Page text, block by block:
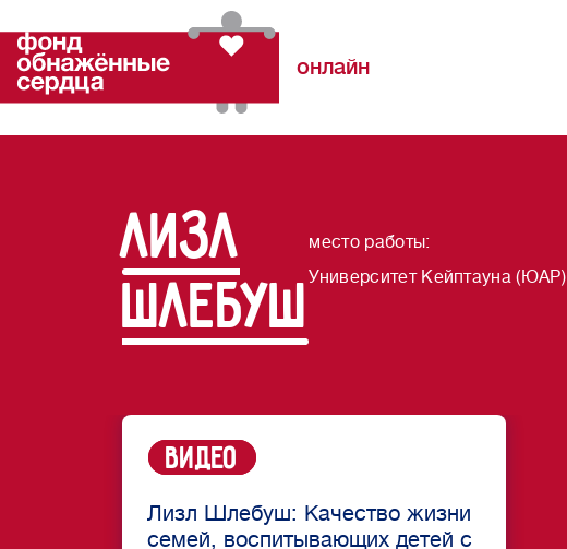
онлайн
Лизл
Шлебуш
место работы:
Университет Кейптауна (ЮАР)
Видео
Лизл Шлебуш: Качество жизни
семей, воспитывающих детей с